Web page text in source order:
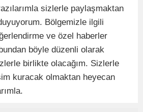
sizlerle paylaşmaktan
Bölgemizle ilgili
ve özel haberler
böyle düzenli olarak
birlikte olacağım. Sizlerle
kuracak olmaktan heyecan